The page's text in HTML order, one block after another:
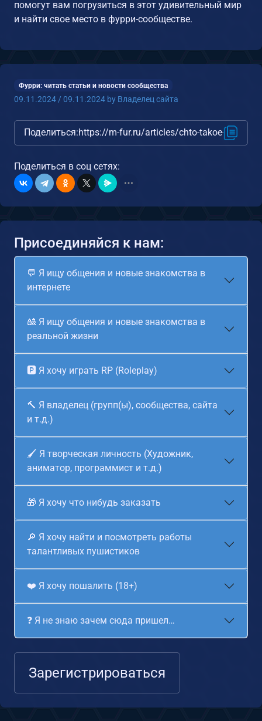
помогут вам погрузиться в этот удивительный мир
и найти свое место в фурри-сообществе.
Фурри: читать статьи и новости сообщества
09.11.2024 / 09.11.2024 by Владелец сайта
Поделиться:https://m-fur.ru/articles/chto-takoe-furri-
Поделиться в соц сетях:
Присоединяйся к нам:
💬 Я ищу общения и новые знакомства в
интернете
🎎 Я ищу общения и новые знакомства в
реальной жизни
🅿 Я хочу играть RP (Roleplay)
🔨 Я владелец (групп(ы), сообщества, сайта
и т.д.)
🖌️ Я творческая личность (Художник,
аниматор, программист и т.д.)
🎁 Я хочу что нибудь заказать
🔎 Я хочу найти и посмотреть работы
талантливых пушистиков
❤️ Я хочу пошалить (18+)
❓ Я не знаю зачем сюда пришел…
Зарегистрироваться